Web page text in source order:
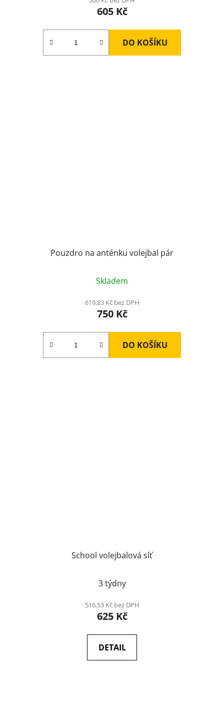
605 Kč
DO KOŠÍKU
Pouzdro na anténku volejbal pár
Skladem
619,83 Kč bez DPH
750 Kč
DO KOŠÍKU
School volejbalová síť
3 týdny
516,53 Kč bez DPH
625 Kč
DETAIL